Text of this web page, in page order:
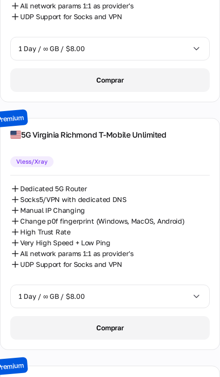
All network params 1:1 as provider's
UDP Support for Socks and VPN
1 Day / ∞ GB / $8.00
3 Days / ∞ GB / $21.00
30 Days / ∞ GB / $162.00
Comprar
5G Virginia Richmond T-Mobile Unlimited
Vless/Xray
Dedicated 5G Router
Socks5/VPN with dedicated DNS
Manual IP Changing
Change p0f fingerprint (Windows, MacOS, Android)
High Trust Rate
Very High Speed + Low Ping
All network params 1:1 as provider's
UDP Support for Socks and VPN
1 Day / ∞ GB / $8.00
3 Days / ∞ GB / $21.00
Comprar